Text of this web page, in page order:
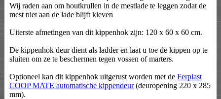
Wij raden aan om houtkrullen in de mestlade te leggen zodat de
mest niet aan de lade blijft kleven
Uiterste afmetingen van dit kippenhok zijn: 120 x 60 x 60 cm.
De kippenhok deur dient als ladder en laat u toe de kippen op te
sluiten om ze te beschermen tegen vossen of marters.
Optioneel kan dit kippenhok uitgerust worden met de Ferplast
COOP MATE automatische kippendeur(deuropening 220 x 285
mm).